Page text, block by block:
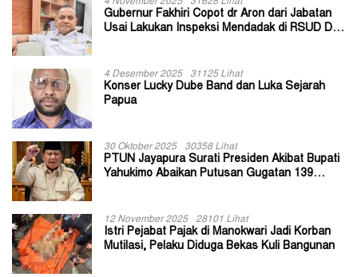
Gubernur Fakhiri Copot dr Aron dari Jabatan
Usai Lakukan Inspeksi Mendadak di RSUD Dok
4 Desember 2025 31125 Lihat
Konser Lucky Dube Band dan Luka Sejarah
Papua
30 Oktober 2025 30358 Lihat
PTUN Jayapura Surati Presiden Akibat Bupati
Yahukimo Abaikan Putusan Gugatan 139
12 November 2025 28101 Lihat
Istri Pejabat Pajak di Manokwari Jadi Korban
Mutilasi, Pelaku Diduga Bekas Kuli Bangunan